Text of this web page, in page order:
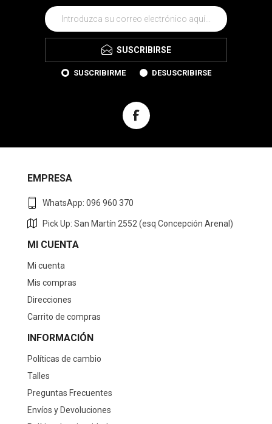
SUSCRIBIRSE
SUSCRIBIRME DESUSCRIBIRSE
EMPRESA
WhatsApp: 096 960 370
Pick Up: San Martín 2552 (esq Concepción Arenal)
MI CUENTA
Mi cuenta
Mis compras
Direcciones
Carrito de compras
INFORMACIÓN
Políticas de cambio
Talles
Preguntas Frecuentes
Envíos y Devoluciones